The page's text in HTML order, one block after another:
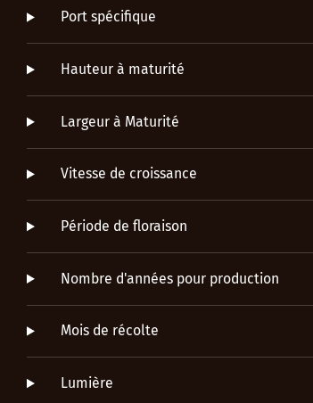
Port spécifique
Hauteur à maturité
Largeur à Maturité
Vitesse de croissance
Période de floraison
Nombre d'années pour production
Mois de récolte
Lumière